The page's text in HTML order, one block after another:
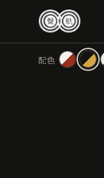
主
配色